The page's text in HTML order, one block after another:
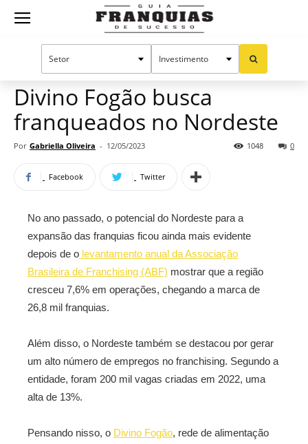
Guia
Mercado de franquias
Divino Fogão busca
franqueados no Nordeste
Por Gabriella Oliveira - 12/05/2023 0
1048
Facebook Twitter
No ano passado, o potencial do Nordeste para a
expansão das franquias ficou ainda mais evidente
depois de o levantamento anual da Associação
Brasileira de Franchising (ABF) mostrar que a região
cresceu 7,6% em operações, chegando a marca de
26,8 mil franquias.
Além disso, o Nordeste também se destacou por gerar
um alto número de empregos no franchising. Segundo a
entidade, foram 200 mil vagas criadas em 2022, uma
alta de 13%.
Pensando nisso, o Divino Fogão, rede de alimentação